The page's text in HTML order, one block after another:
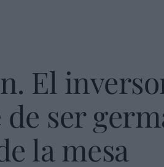
El
de ser
la mesa